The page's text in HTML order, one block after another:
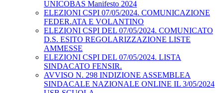
UNICOBAS Manifesto 2024
ELEZIONI CSPI 07/05/2024. COMUNICAZIONE
FEDER.ATA E VOLANTINO
ELEZIONI CSPI DEL 07/05/2024. COMUNICATO
D.S. ESITO REGOLARIZZAZIONE LISTE
AMMESSE
ELEZIONI CSPI DEL 07/05/2024. LISTA
SINDACATO FENSIR.
AVVISO N. 298 INDIZIONE ASSEMBLEA
SINDACALE NAZIONALE ONLINE IL 3/05/2024